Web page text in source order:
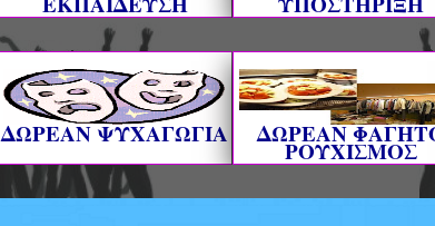
ΔΩΡΕΑΝ ΨΥΧΑΓΩΓΙΑ ΔΩΡΕΑΝ
ΡΟΥΧΙΣΜΟΣ